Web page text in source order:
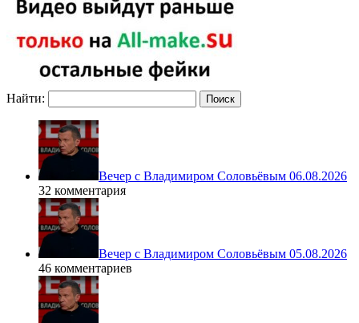
Найти:
Вечер с Владимиром Соловьёвым 06.08.2026
32 комментария
Вечер с Владимиром Соловьёвым 05.08.2026
46 комментариев